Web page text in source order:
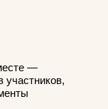
—
участников,